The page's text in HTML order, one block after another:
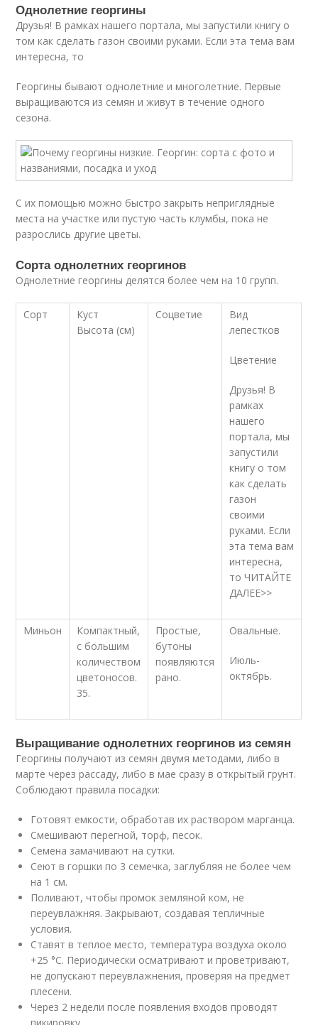
Однолетние георгины
Друзья! В рамках нашего портала, мы запустили книгу о
том как сделать газон своими руками. Если эта тема вам
интересна, то
Георгины бывают однолетние и многолетние. Первые
выращиваются из семян и живут в течение одного
сезона.
С их помощью можно быстро закрыть неприглядные
места на участке или пустую часть клумбы, пока не
разрослись другие цветы.
Сорта однолетних георгинов
Однолетние георгины делятся более чем на 10 групп.
Сорт
Куст
Высота (см)
Соцветие
Вид
лепестков
Цветение
Друзья! В
рамках
нашего
портала, мы
запустили
книгу о том
как сделать
газон
своими
руками. Если
эта тема вам
интересна,
то ЧИТАЙТЕ
ДАЛЕЕ>>
Миньон
Компактный,
с большим
количеством
цветоносов.
35.
Простые,
бутоны
появляются
рано.
Овальные.
Июль-
октябрь.
Выращивание однолетних георгинов из семян
Георгины получают из семян двумя методами, либо в
марте через рассаду, либо в мае сразу в открытый грунт.
Соблюдают правила посадки:
Готовят емкости, обработав их раствором марганца.
Смешивают перегной, торф, песок.
Семена замачивают на сутки.
Сеют в горшки по 3 семечка, заглубляя не более чем
на 1 см.
Поливают, чтобы промок земляной ком, не
переувлажняя. Закрывают, создавая тепличные
условия.
Ставят в теплое место, температура воздуха около
+25 °C. Периодически осматривают и проветривают,
не допускают переувлажнения, проверяя на предмет
плесени.
Через 2 недели после появления входов проводят